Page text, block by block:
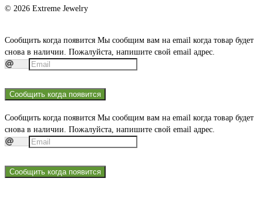
© 2026 Extreme Jewelry
Сообщить когда появится Мы сообщим вам на email когда товар будет
снова в наличии. Пожалуйста, напишите свой email адрес.
Сообщить когда появится
Сообщить когда появится Мы сообщим вам на email когда товар будет
снова в наличии. Пожалуйста, напишите свой email адрес.
Сообщить когда появится